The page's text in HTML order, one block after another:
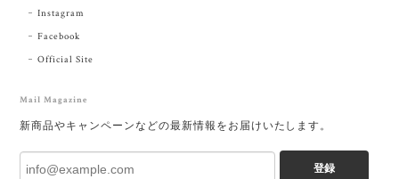
Instagram
Facebook
Official Site
Mail Magazine
新商品やキャンペーンなどの最新情報をお届けいたします。
登録